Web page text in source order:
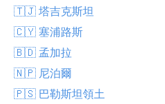
🇹🇯 塔吉克斯坦
🇨🇾 塞浦路斯
🇧🇩 孟加拉
🇳🇵 尼泊爾
🇵🇸 巴勒斯坦領土